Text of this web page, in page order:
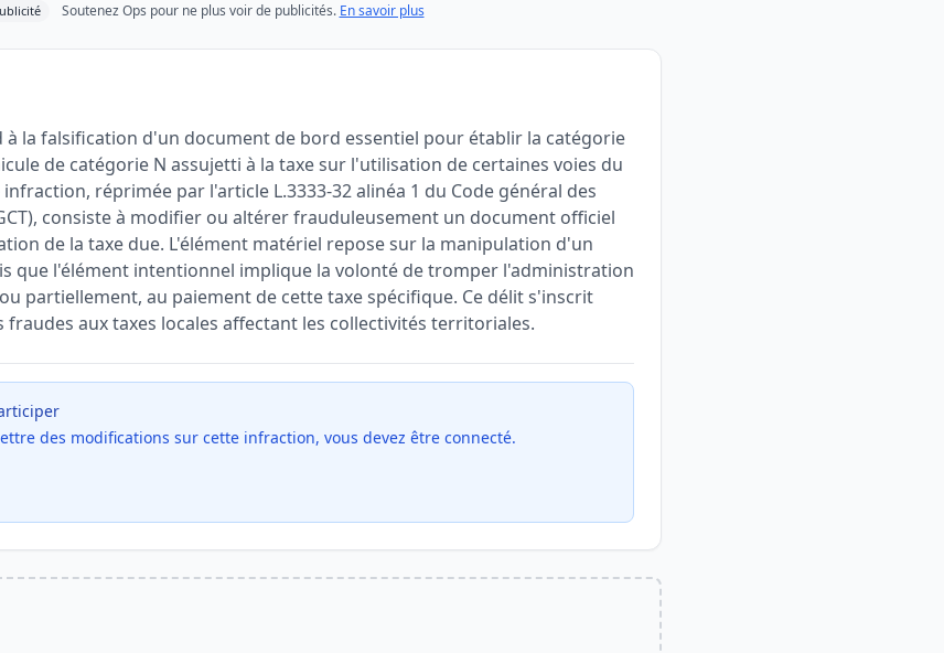
Soutenez Ops pour ne plus voir de publicités. En savoir plus
à la falsification d'un document de bord essentiel pour établir la catégorie
de catégorie N assujetti à la taxe sur l'utilisation de certaines voies du
réprimée par l'article L.3333-32 alinéa 1 du Code général des
consiste à modifier ou altérer frauduleusement un document officiel
de la taxe due. L'élément matériel repose sur la manipulation d'un
que l'élément intentionnel implique la volonté de tromper l'administration
partiellement, au paiement de cette taxe spécifique. Ce délit s'inscrit
fraudes aux taxes locales affectant les collectivités territoriales.
des modifications sur cette infraction, vous devez être connecté.